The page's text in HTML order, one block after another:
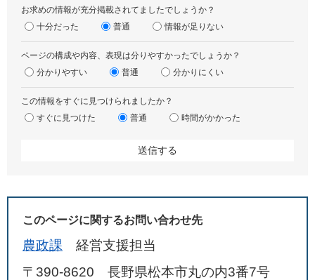
お求めの情報が充分掲載されてましたでしょうか？
十分だった
普通 情報が足りない
ページの構成や内容、表現は分りやすかったでしょうか？
分かりやすい
普通 分かりにくい
この情報をすぐに見つけられましたか？
すぐに見つけた
普通 時間がかかった
このページに関するお問い合わせ先
農政課
経営支援担当
〒390-8620 長野県松本市丸の内3番7号